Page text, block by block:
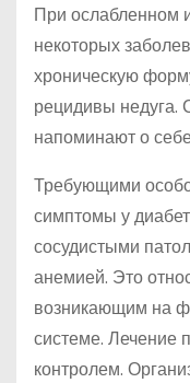
При ослабленном
некоторых
хроническую
рецидивы недуга.
напоминают о
Требующими
симптомы у
сосудистыми
анемией. Это
возникающим на
системе. Лечение
контролем.